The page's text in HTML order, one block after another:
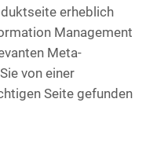
erheblich
Management
Meta-
von einer
Seite gefunden